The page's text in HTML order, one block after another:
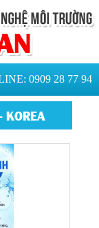
0909 28 77 94
KOREA